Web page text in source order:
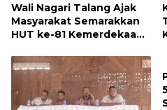
Wali Nagari Talang Ajak
Masyarakat Semarakkan
HUT ke-81 Kemerdekaan
Bendera Merah Putih